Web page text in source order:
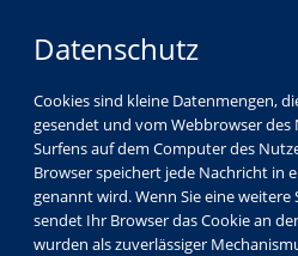
Datenschutz
Cookies sind kleine Datenmengen,
gesendet und vom Webbrowser des
Surfens auf dem Computer des
Browser speichert jede Nachricht in
genannt wird. Wenn Sie eine
sendet Ihr Browser das Cookie an
wurden als zuverlässiger
vhs Görlitz Partner